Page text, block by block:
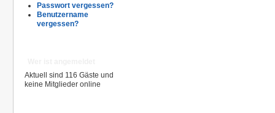
Passwort vergessen?
Benutzername
vergessen?
Aktuell sind 116 Gäste und
keine Mitglieder online